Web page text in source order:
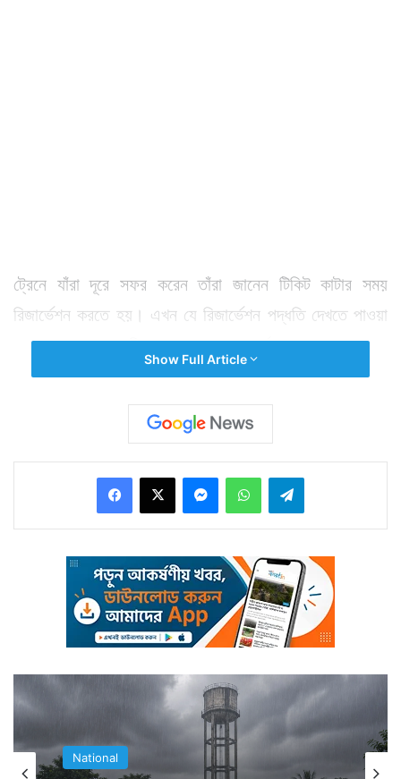
ট্রেনে যাঁরা দূরে সফর করেন তাঁরা জানেন টিকিট কাটার সময়
রিজার্ভেশন করতে হয়। এখন যে রিজার্ভেশন পদ্ধতি দেখতে পাওয়া
যায় তার সূচনা হয়েছিল ১৯৮৬ সালে। অর্থাৎ ৪০ বছর আগে।
সময়ের সঙ্গে তাতে কিছু রদবদল যে করা হয়নি, এমনটা নয়। তবে
মূলগত পদ্ধতিটা একই রয়ে গেছে।
সেই ৪০ বছর পুরনো রিজার্ভেশন পদ্ধতি এবার বদলে ফেলছে রেল।
সে জায়গায় চালু হতে চলেছে একদম নতুন আধুনিক ও ডিজিটাল
Show Full Article
National